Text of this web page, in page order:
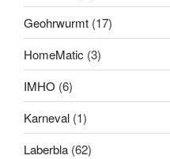
Geohrwurmt (17)
HomeMatic (3)
IMHO (6)
Karneval (1)
Laberbla (62)